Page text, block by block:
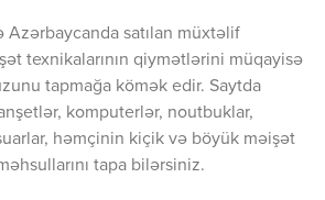
Azərbaycanda satılan müxtəlif
texnikalarının qiymətlərini müqayisə
tapmağa kömək edir. Saytda
komputerlər, noutbuklar,
həmçinin kiçik və böyük məişət
tapa bilərsiniz.